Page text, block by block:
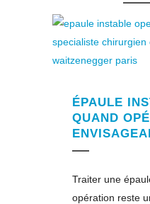
ÉPAULE
QUAND
Traiter une
opération reste